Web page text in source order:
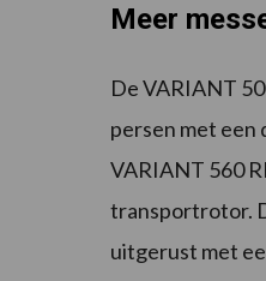
Meer
De VARIANT
persen met een
VARIANT 560
transportrotor.
uitgerust met